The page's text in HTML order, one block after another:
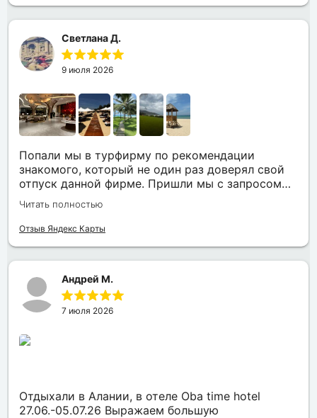
Светлана Д.
9 июля 2026
Попали мы в турфирму по рекомендации
знакомого, который не один раз доверял свой
отпуск данной фирме. Пришли мы с запросом
«хочу то, не знаю что», было несколько
направлений, но куда точно хотим,
представления не имели. Нашим агентом была
климат на наши даты. Всё емко и по делу. В этот
же день нам по каждому из направлений были
представлены всевозможные варианты. Как
прекрасном отеле Вьетнама (Камрань).
отель новый, чистый, находится в нем было
одно удовольствие. Юлия была с нами
Читать полностью
Отзыв Яндекс Карты
Андрей М.
7 июля 2026
Отдыхали в Алании, в отеле Oba time hotel
27.06.-05.07.26 Выражаем большую